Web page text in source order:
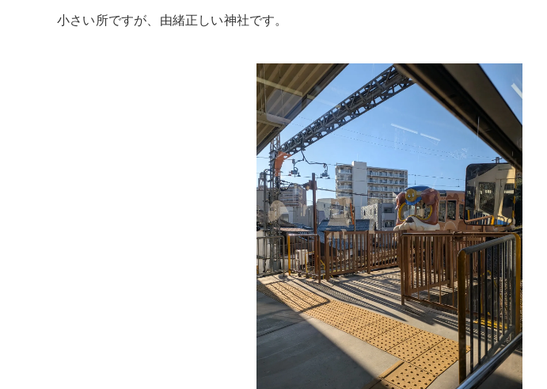
小さい所ですが、由緒正しい神社です。